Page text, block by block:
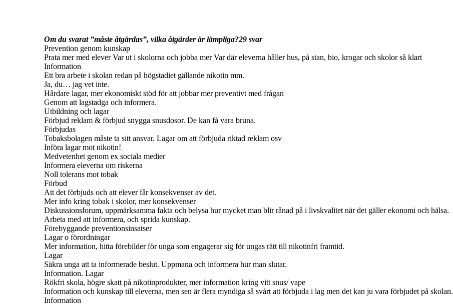
Om du svarat ”måste åtgärdas”, vilka åtgärder är lämpliga?29 svar
Prevention genom kunskap
Prata mer med elever Var ut i skolorna och jobba mer Var där eleverna håller hus, på stan, bio, krogar och skolor så klart
Information
Ett bra arbete i skolan redan på högstadiet gällande nikotin mm.
Ja, du… jag vet inte.
Hårdare lagar, mer ekonomiskt stöd för att jobbar mer preventivt med frågan
Genom att lagstadga och informera.
Utbildning och lagar
Förbjud reklam & förbjud snygga snusdosor. De kan få vara bruna.
Förbjudas
Tobaksbolagen måste ta sitt ansvar. Lagar om att förbjuda riktad reklam osv
Införa lagar mot nikotin!
Medvetenhet genom ex sociala medier
Informera eleverna om riskerna
Noll tolerans mot tobak
Förbud
Att det förbjuds och att elever får konsekvenser av det.
Mer info kring tobak i skolor, mer konsekvenser
Diskussionsforum, uppmärksamma fakta och belysa hur mycket man blir rånad på i livskvalitet när det gäller ekonomi och hälsa.
Arbeta med att informera, och sprida kunskap.
Förebyggande preventionsinsatser
Lagar o förordningar
Mer information, hitta förebilder för unga som engagerar sig för ungas rätt till nikotinfri framtid.
Lagar
Säkra unga att ta informerade beslut. Uppmana och informera hur man slutar.
Information. Lagar
Rökfri skola, högre skatt på nikotinprodukter, mer information kring vitt snus/ vape
Information och kunskap till eleverna, men sen är flera myndiga så svårt att förbjuda i lag men det kan ju vara förbjudet på skolan.
Information